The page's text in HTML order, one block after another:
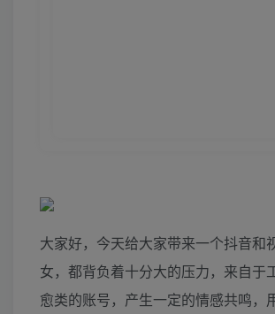
大家好，今天给大家带来一个抖音
女，都背负着十分大的压力，来自
愈类的账号，产生一定的情感共鸣